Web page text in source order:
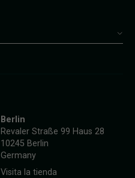
Berlin
Revaler Straße 99 Haus 28
10245 Berlin
Germany
Visita la tienda